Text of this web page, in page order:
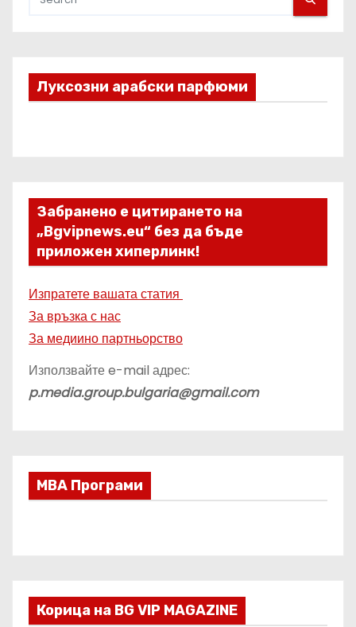
Луксозни арабски парфюми
Забранено е цитирането на
„Bgvipnews.eu“ без да бъде
приложен хиперлинк!
Изпратете вашата статия
За връзка с нас
За медиино партньорство
Използвайте e-mail адрес:
p.media.group.bulgaria@gmail.com
МВА Програми
Корица на BG VIP MAGAZINE